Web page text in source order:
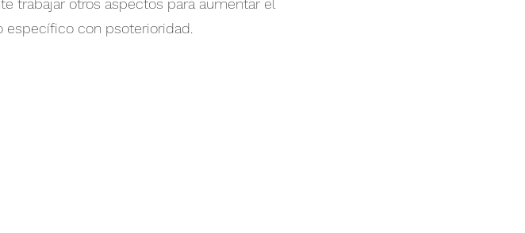
trabajar otros aspectos para aumentar el
específico con psoterioridad.